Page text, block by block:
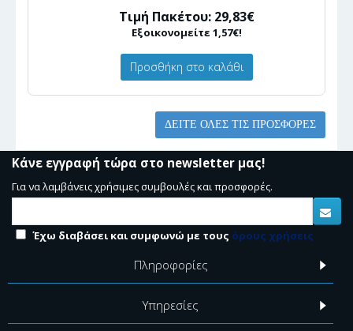
Τιμή Πακέτου: 29,83€
Εξοικονομείτε 1,57€!
Προσθήκη στο καλάθι
ΔΕΊΤΕ ΌΛΕΣ ΤΙΣ ΠΡΟΣΦΟΡΈΣ
Κάνε εγγραφή τώρα στο newsletter μας!
Για να λαμβάνεις χρήσιμες συμβουλές και προσφορές.
Έχω διαβάσει και συμφωνώ με τους όρους χρήσεις
Πληροφορίες
Υπηρεσίες